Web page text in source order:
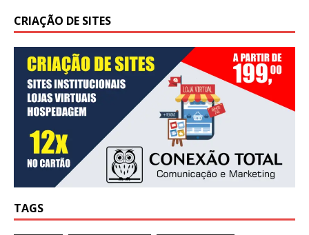
CRIAÇÃO DE SITES
TAGS